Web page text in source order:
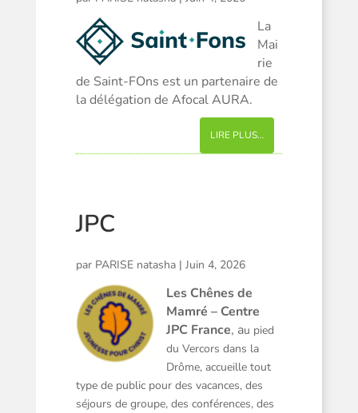
La
Mai
rie
de Saint-FOns est un partenaire de
la délégation de Afocal AURA.
LIRE PLUS…
JPC
par PARISE natasha| Juin 4, 2026
Les Chênes de
Mamré – Centre
JPC France, au pied
du Vercors dans la
Drôme, accueille tout
type de public pour des vacances, des
séjours de groupe, des conférences, des